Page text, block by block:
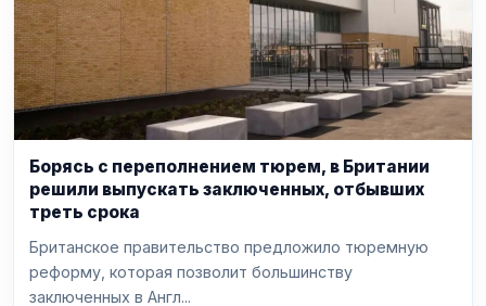
Борясь с переполнением тюрем, в Британии
решили выпускать заключенных, отбывших
треть срока
Британское правительство предложило тюремную
реформу, которая позволит большинству
заключенных в Англ...